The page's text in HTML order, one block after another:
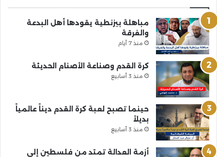
مباهلة بيزنطية يقودها أهل البدعة
والفرقة
منذ 7 أيام
كرة القدم وصناعة الأصنام الحديثة
منذ 3 أسابيع
حينما تصبح لعبة كرة القدم ديناً عالمياً
بديلاً
منذ 3 أسابيع
أزمة العدالة تمتد من فلسطين إلى